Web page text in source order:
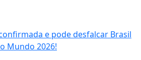
e pode desfalcar Brasil
Mundo 2026!